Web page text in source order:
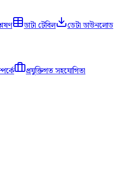
ডাটা টেবিল ডেটা ডাউনলোড
প্রযুক্তিগত সহযোগিতা